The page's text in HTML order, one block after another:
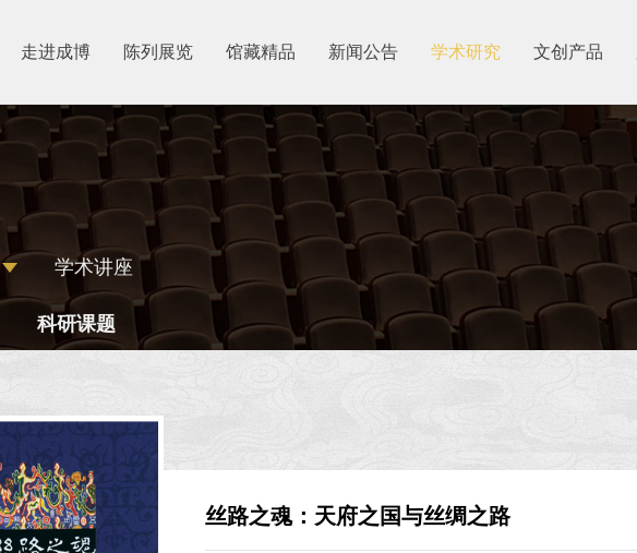
走进成博 陈列展览 馆藏精品 新闻公告 学术研究 文创产品
学术讲座
科研课题
丝路之魂：天府之国与丝绸之路